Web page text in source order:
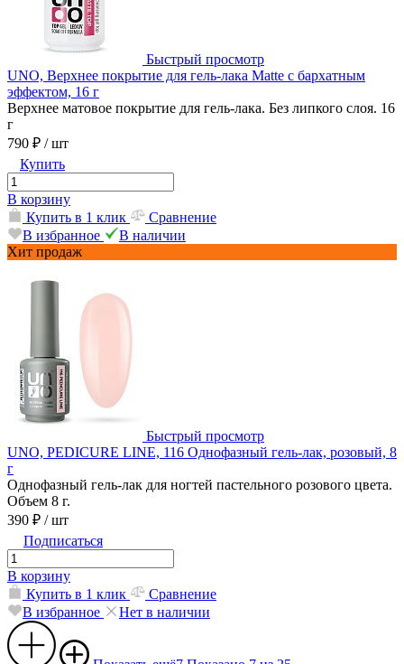
Быстрый просмотр
UNO, Верхнее покрытие для гель-лака Matte с бархатным
эффектом, 16 г
Верхнее матовое покрытие для гель-лака. Без липкого слоя. 16
г
790 ₽ / шт
Купить
В корзину
Купить в 1 клик
Сравнение
В избранное
В наличии
Хит продаж
Быстрый просмотр
UNO, PEDICURE LINE, 116 Однофазный гель-лак, розовый, 8
г
Однофазный гель-лак для ногтей пастельного розового цвета.
Объем 8 г.
390 ₽ / шт
Подписаться
В корзину
Купить в 1 клик
Сравнение
В избранное
Нет в наличии